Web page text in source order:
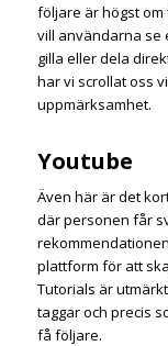
följare är högst om
vill användarna se
gilla eller dela
har vi scrollat oss
uppmärksamhet.
Youtube
Även här är det
där personen får
plattform för att
Tutorials är
taggar och precis
få följare.